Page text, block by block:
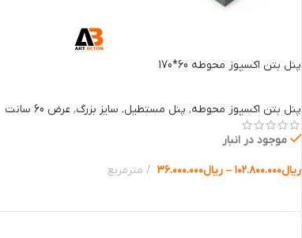
پنل بتن اکسپوز محوطه 60*170
پنل بتن اکسپوز محوطه, پنل مستطیل, سایز بزرگ, عرض 60 سانت
موجود در انبار
ریال۱۰۲.۸۰۰.۰۰۰ – ریال۳۶.۰۰۰.۰۰۰ مترمربع